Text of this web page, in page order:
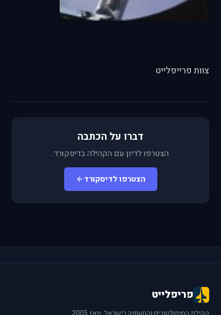
צוות פרייפלייט
דברו על הכתבה
הצטרפו לדיון עם הקהילה בדיסקורד.
הצטרפו לדיסקורד
פריפלייט